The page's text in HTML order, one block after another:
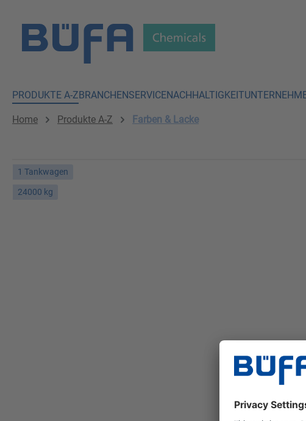
PRODUKTE A-ZBRANCHENSERVICENACHHALTIGKEIT
Home Produkte A-Z Farben & Lacke
1 Tankwagen
24000 kg